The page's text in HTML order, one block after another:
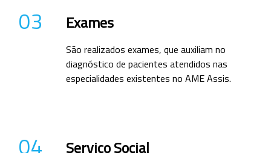
03 Exames
São realizados exames, que auxiliam no
diagnóstico de pacientes atendidos nas
especialidades existentes no AME Assis.
04 Serviço Social